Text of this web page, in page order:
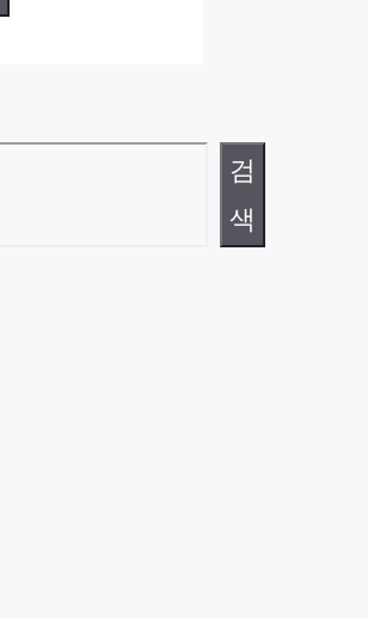
검
색